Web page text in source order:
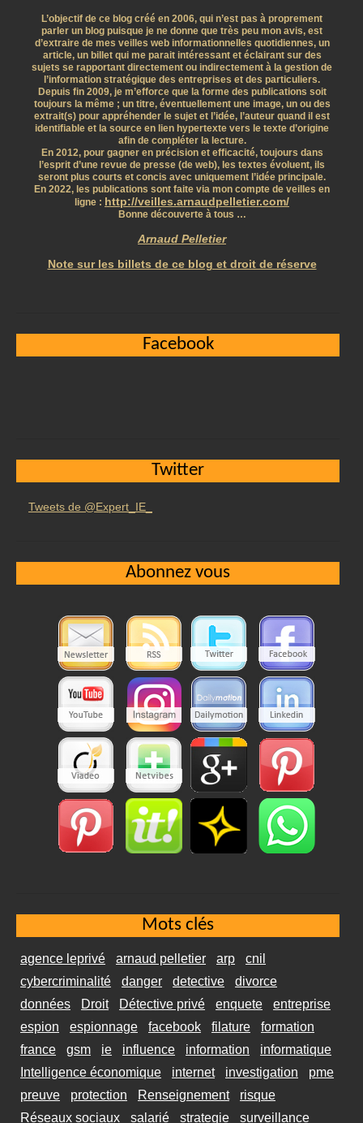
L’objectif de ce blog créé en 2006, qui n’est pas à proprement
parler un blog puisque je ne donne que très peu mon avis, est
d’extraire de mes veilles web informationnelles quotidiennes, un
article, un billet qui me parait intéressant et éclairant sur des
sujets se rapportant directement ou indirectement à la gestion de
l’information stratégique des entreprises et des particuliers.
Depuis fin 2009, je m’efforce que la forme des publications soit
toujours la même ; un titre, éventuellement une image, un ou des
extrait(s) pour appréhender le sujet et l’idée, l’auteur quand il est
identifiable et la source en lien hypertexte vers le texte d’origine
afin de compléter la lecture.
En 2012, pour gagner en précision et efficacité, toujours dans
l’esprit d’une revue de presse (de web), les textes évoluent, ils
seront plus courts et concis avec uniquement l’idée principale.
En 2022, les publications sont faite via mon compte de veilles en
ligne : http://veilles.arnaudpelletier.com/
Bonne découverte à tous …
Arnaud Pelletier
Note sur les billets de ce blog et droit de réserve
Facebook
Twitter
Tweets de @Expert_IE_
Abonnez vous
Mots clés
agence leprivé arnaud pelletier arp
cnil
cybercriminalité
danger detective
divorce
données
Droit Détective privé enquete
entreprise
espion
espionnage facebook filature
formation
france
gsm ie influence information
informatique
Intelligence économique
internet investigation
pme
preuve
protection Renseignement
risque
Réseaux sociaux
salarié strategie surveillance